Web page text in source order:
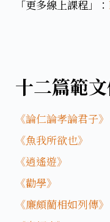
「更多線上課程」：
十二篇範
《論仁論孝論君子》
《魚我所欲也》
《逍遙遊》
《勸學》
《廉頗藺相如列傳》